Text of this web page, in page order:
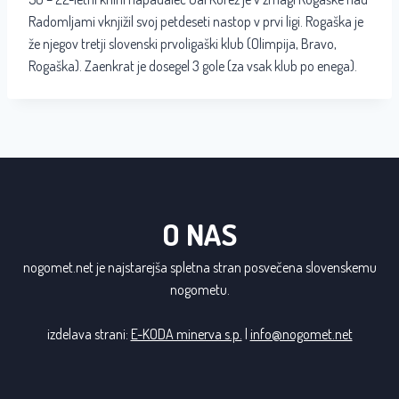
Radomljami vknjižil svoj petdeseti nastop v prvi ligi. Rogaška je
že njegov tretji slovenski prvoligaški klub (Olimpija, Bravo,
Rogaška). Zaenkrat je dosegel 3 gole (za vsak klub po enega).
O NAS
nogomet.net je najstarejša spletna stran posvečena slovenskemu
nogometu.
izdelava strani: E-KODA minerva s.p. info@nogomet.net